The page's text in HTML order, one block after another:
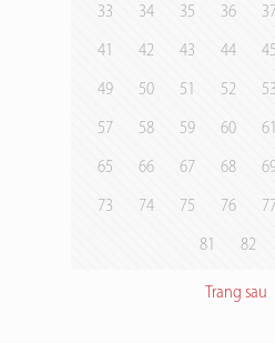
33 34 35 36 37
41 42 43 44 45
49 50 51 52 53
57 58 59 60 61
65 66 67 68
73 74 75 76 77
81 82
Trang sau